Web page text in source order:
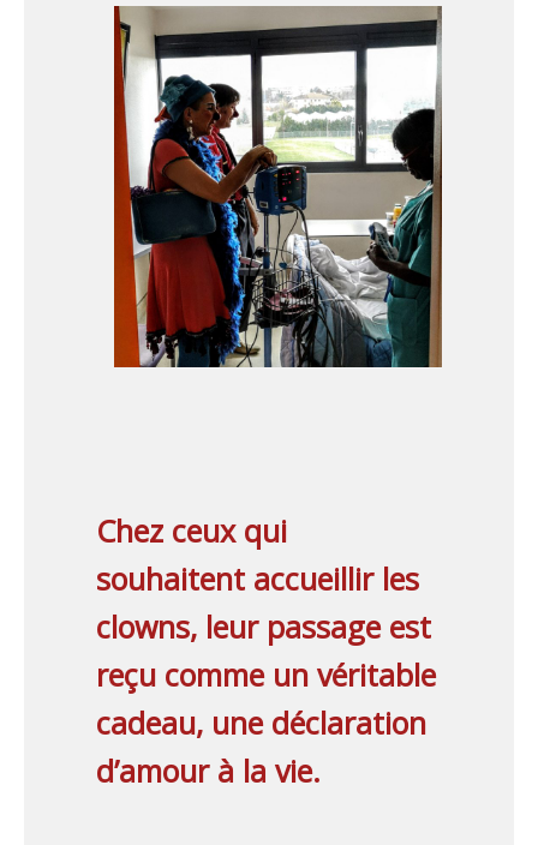
Chez ceux qui
souhaitent accueillir les
clowns, leur passage est
reçu comme un véritable
cadeau, une déclaration
d’amour à la vie.